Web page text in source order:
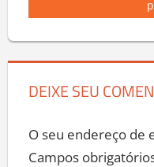
DEIXE SEU
O seu endereço de
Campos